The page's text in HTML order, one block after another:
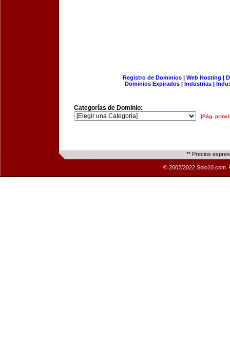
Registro de Dominios| Web Hosting |
Dominios Expirados | Industrias |
Categorías de Dominio:
[Pág.
** Precios
© 2002/2022 Solo10.com